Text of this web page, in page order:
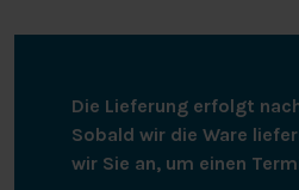
Die Lieferung erfolgt
Sobald wir die Ware
wir Sie an, um einen